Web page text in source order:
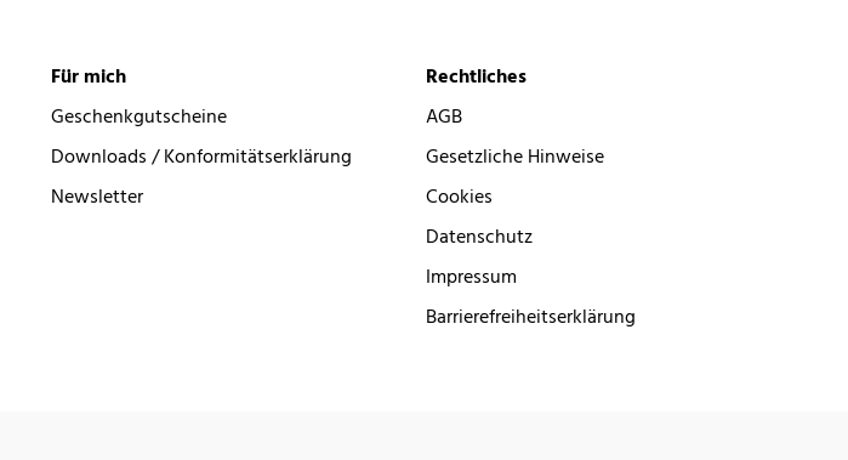
Für mich
Geschenkgutscheine
Downloads / Konformitätserklärung
Newsletter
Rechtliches
AGB
Gesetzliche Hinweise
Cookies
Datenschutz
Impressum
Barrierefreiheitserklärung